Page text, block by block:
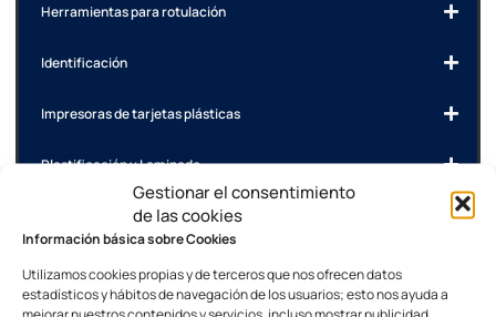
Gestionar el consentimiento
de las cookies
Información básica sobre Cookies
Utilizamos cookies propias y de terceros que nos ofrecen datos
estadísticos y hábitos de navegación de los usuarios; esto nos ayuda a
Herramientas para rotulación
Identificación
Impresoras de tarjetas plásticas
Plastificación y Laminado
Sin categorizar
¿Aún no encuentras lo que buscas?